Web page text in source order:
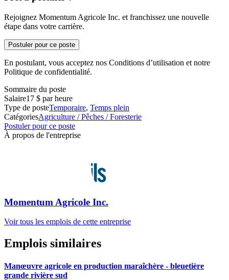
Rejoignez Momentum Agricole Inc. et franchissez une nouvelle
étape dans votre carrière.
Postuler pour ce poste
En postulant, vous acceptez nos Conditions d’utilisation et notre
Politique de confidentialité.
Sommaire du poste
Salaire17 $ par heure
Type de posteTemporaire, Temps plein
CatégoriesAgriculture / Pêches / Foresterie
Postuler pour ce poste
À propos de l'entreprise
Momentum Agricole Inc.
Voir tous les emplois de cette entreprise
Emplois similaires
Manœuvre agricole en production maraîchère - bleuetière
grande rivière sud